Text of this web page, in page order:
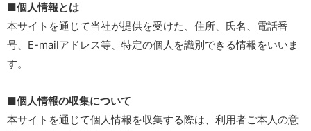
■個人情報とは
本サイトを通じて当社が提供を受けた、住所、氏名、電話番
号、E-mailアドレス等、特定の個人を識別できる情報をいいま
す。
■個人情報の収集について
本サイトを通じて個人情報を収集する際は、利用者ご本人の意